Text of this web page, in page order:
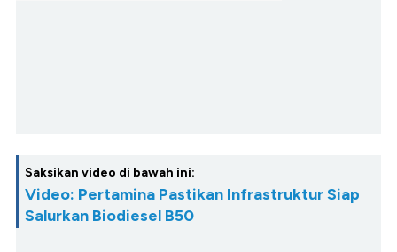
Saksikan video di bawah ini:
Video: Pertamina Pastikan Infrastruktur Siap
Salurkan Biodiesel B50